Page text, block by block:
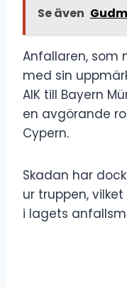
Se även
Anfallaren, som
med sin
AIK till Bayern
en avgörande
Cypern.
Skadan har
ur truppen,
i lagets